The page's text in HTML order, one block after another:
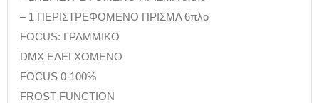
– 1 ΠΕΡΙΣΤΡΕΦΟΜΕΝΟ ΠΡΙΣΜΑ 6πλο
FOCUS: ΓΡΑΜΜΙΚΟ
DMX ΕΛΕΓΧΟΜΕΝΟ
FOCUS 0-100%
FROST FUNCTION